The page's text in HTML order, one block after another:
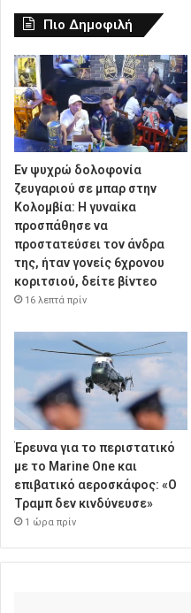
Πιο Δημοφιλή
Εν ψυχρώ δολοφονία
ζευγαριού σε μπαρ στην
Κολομβία: Η γυναίκα
προσπάθησε να
προστατεύσει τον άνδρα
της, ήταν γονείς 6χρονου
κοριτσιού, δείτε βίντεο
16 λεπτά πρίν
Έρευνα για το περιστατικό
με το Marine One και
επιβατικό αεροσκάφος: «Ο
Τραμπ δεν κινδύνευσε»
1 ώρα πρίν